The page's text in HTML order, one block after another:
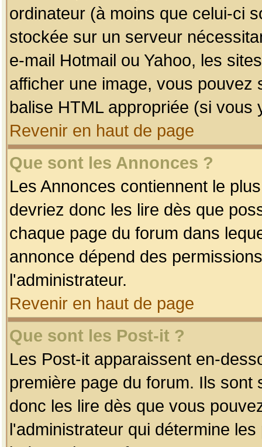
ordinateur (à moins que celui-ci
stockée sur un serveur
e-mail Hotmail ou Yahoo, les
afficher une image, vous pouvez
balise HTML appropriée (si vous
Revenir en haut de page
Que sont les Annonces ?
Les Annonces contiennent le
devriez donc les lire dès que
chaque page du forum dans
annonce dépend des
l'administrateur.
Revenir en haut de page
Que sont les Post-it ?
Les Post-it apparaissent en-
première page du forum. Ils
donc les lire dès que vous
l'administrateur qui détermine